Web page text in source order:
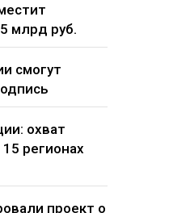
млрд руб.
смогут
охват
регионах
проект о